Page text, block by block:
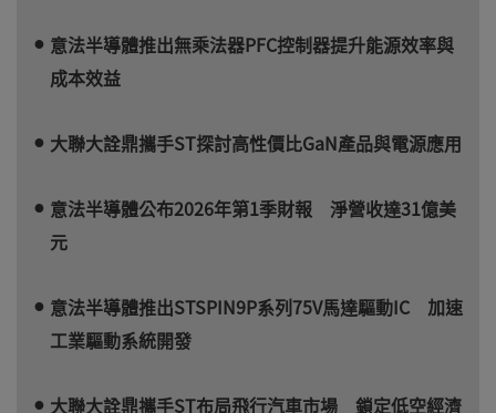
意法半導體推出無乘法器PFC控制器提升能源效率與
成本效益
大聯大詮鼎攜手ST探討高性價比GaN產品與電源應用
意法半導體公布2026年第1季財報 淨營收達31億美
元
意法半導體推出STSPIN9P系列75V馬達驅動IC 加速
工業驅動系統開發
大聯大詮鼎攜手ST布局飛行汽車市場 鎖定低空經濟